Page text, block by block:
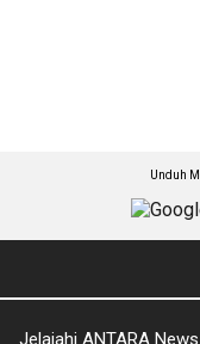
Unduh
Jelajahi ANTARA